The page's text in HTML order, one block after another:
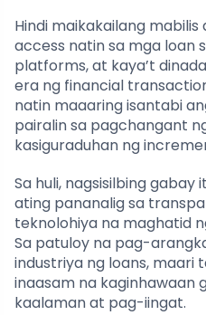
Hindi maikakailang
access natin sa mga loan
platforms, at kaya’t
era ng financial
natin maaaring isantabi
pairalin sa pagchangant
kasiguraduhan ng
Sa huli, nagsisilbing
ating pananalig sa
teknolohiya na maghatid
Sa patuloy na pag-
industriya ng loans, maari
inaasam na kaginhawaan
kaalaman at pag-iingat.